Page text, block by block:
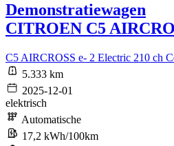
Demonstratiewagen
CITROEN C5
C5 AIRCROSS e- 2 Electric 210 ch
5.333 km
2025-12-01
elektrisch
Automatische
17,2 kWh/100km